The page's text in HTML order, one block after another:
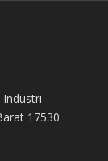
Industri
17530